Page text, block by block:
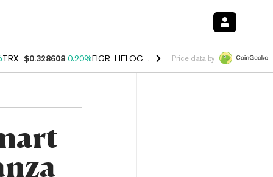
TRX $0.328608 0.20%FIGR_HELOC $1.007 -2.70%HYPE $54.39 -
Price data by